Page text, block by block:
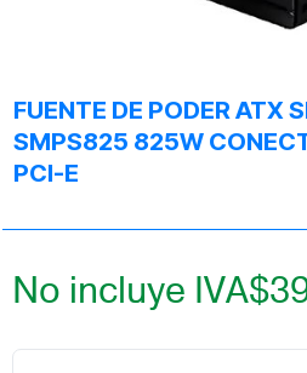
FUENTE DE PODER ATX
SMPS825 825W
PCI-E
$
No incluye IVA